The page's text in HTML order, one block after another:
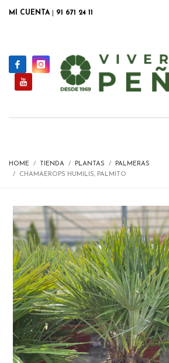
MI CUENTA 91 671 24 11
HOME TIENDA PLANTAS
PALMERAS
CHAMAEROPS HUMILIS, PALMITO